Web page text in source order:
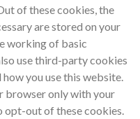
of these cookies, the
are stored on your
working of basic
use third-party cookies
you use this website.
browser only with your
opt-out of these cookies.